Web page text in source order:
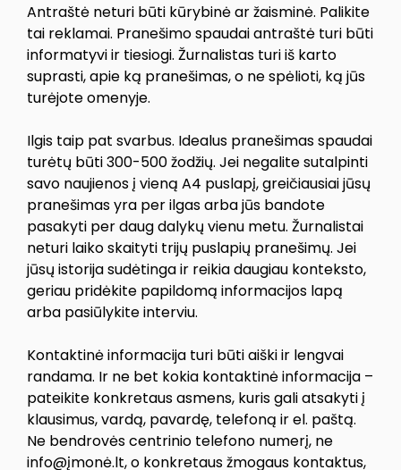
Antraštė neturi būti kūrybinė ar žaisminė. Palikite
tai reklamai. Pranešimo spaudai antraštė turi būti
informatyvi ir tiesiogi. Žurnalistas turi iš karto
suprasti, apie ką pranešimas, o ne spėlioti, ką jūs
turėjote omenyje.
Ilgis taip pat svarbus. Idealus pranešimas spaudai
turėtų būti 300-500 žodžių. Jei negalite sutalpinti
savo naujienos į vieną A4 puslapį, greičiausiai jūsų
pranešimas yra per ilgas arba jūs bandote
pasakyti per daug dalykų vienu metu. Žurnalistai
neturi laiko skaityti trijų puslapių pranešimų. Jei
jūsų istorija sudėtinga ir reikia daugiau konteksto,
geriau pridėkite papildomą informacijos lapą
arba pasiūlykite interviu.
Kontaktinė informacija turi būti aiški ir lengvai
randama. Ir ne bet kokia kontaktinė informacija –
pateikite konkretaus asmens, kuris gali atsakyti į
klausimus, vardą, pavardę, telefoną ir el. paštą.
Ne bendrovės centrinio telefono numerį, ne
info@įmonė.lt, o konkretaus žmogaus kontaktus,